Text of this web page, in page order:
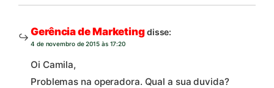
Gerência de Marketingdisse:
4 de novembro de 2015 às 17:20
Oi Camila,
Problemas na operadora. Qual a sua duvida?